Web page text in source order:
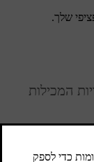
שלך.
המכילות